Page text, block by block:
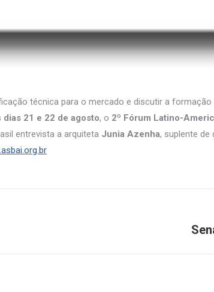
técnica para o mercado e discutir a
dias 21 e 22 de agosto, o 2º Fórum Latino-
entrevista a arquiteta Junia Azenha, suplente de
Próximo